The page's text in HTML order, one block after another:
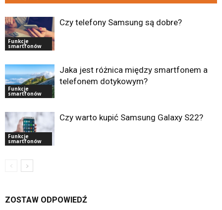
Funkcje
smartfonów
Czy telefony Samsung są dobre?
Funkcje
smartfonów
Jaka jest różnica między smartfonem a
telefonem dotykowym?
Funkcje
smartfonów
Czy warto kupić Samsung Galaxy S22?
ZOSTAW ODPOWIEDŹ